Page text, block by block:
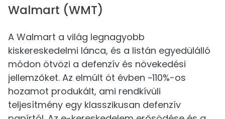
Walmart (WMT)
A Walmart a világ legnagyobb
kiskereskedelmi lánca, és a listán egyedülálló
módon ötvözi a defenzív és növekedési
jellemzőket. Az elmúlt öt évben ~110%-os
hozamot produkált, ami rendkívüli
teljesítmény egy klasszikusan defenzív